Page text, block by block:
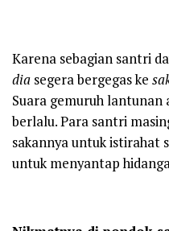
Karena sebagian santri
dia segera bergegas ke
Suara gemuruh lantunan
berlalu. Para santri
sakannya untuk istirahat
untuk menyantap